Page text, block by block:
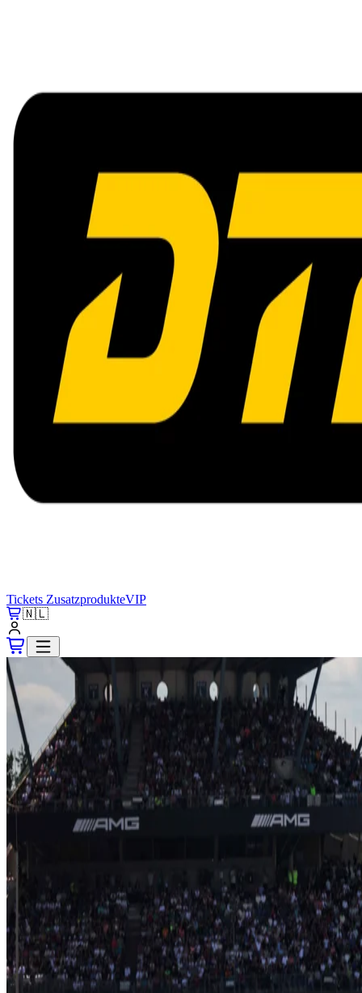
Tickets ZusatzprodukteVIP
🇳🇱